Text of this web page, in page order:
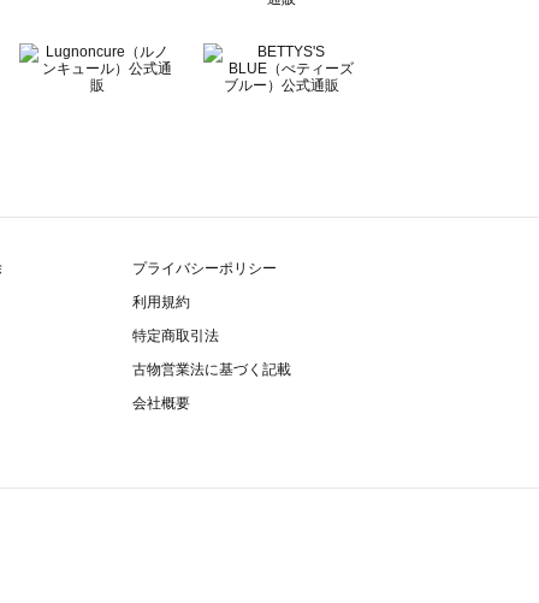
プライバシーポリシー
利用規約
特定商取引法
古物営業法に基づく記載
会社概要